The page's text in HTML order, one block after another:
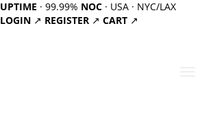
UPTIME · 99.99% NOC · USA · NYC/LAX
LOGIN ↗ REGISTER ↗ CART ↗